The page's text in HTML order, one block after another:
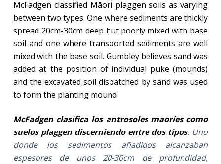
McFadgen classified Māori plaggen soils as varying
between two types. One where sediments are thickly
spread 20cm-30cm deep but poorly mixed with base
soil and one where transported sediments are well
mixed with the base soil. Gumbley believes sand was
added at the position of individual puke (mounds)
and the excavated soil dispatched by sand was used
to form the planting mound
McFadgen clasifica los antrosoles maoríes como
suelos plaggen discerniendo entre dos tipos. Uno
donde los sedimentos añadidos alcanzaban
espesores de unos 20-30cm de profundidad,